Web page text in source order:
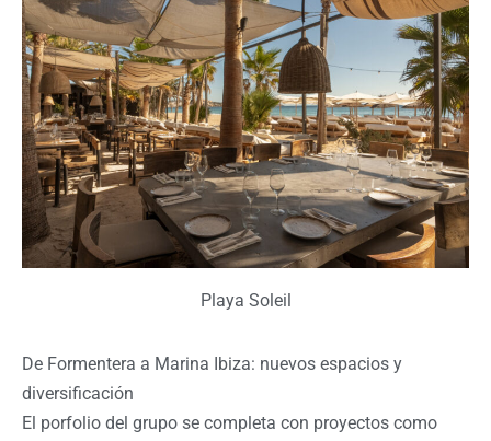
Playa Soleil
De Formentera a Marina Ibiza: nuevos espacios y
diversificación
El porfolio del grupo se completa con proyectos como